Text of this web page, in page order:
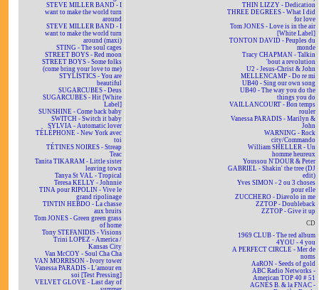
STEVE MILLER BAND - I
want to make the world turn
around
STEVE MILLER BAND - I
want to make the world turn
around (maxi)
STING - The soul cages
STREET BOYS - Red moon
STREET BOYS - Some folks
(come bring your love to me)
STYLISTICS - You are
beautiful
SUGARCUBES - Deus
SUGARCUBES - Hit [White
Label]
SUNSHINE - Come back baby
SWITCH - Switch it baby
SYLVIA - Automatic lover
TÉLÉPHONE - New York avec
toi
TÉTINES NOIRES - Streap
Teac
Tanita TIKARAM - Little sister
leaving town
Tanya St VAL - Tropical
Teresa KELLY - Johnnie
TINA pour RIPOLIN - Vive le
grand ripolinage
TINTIN HEBDO - La chasse
aux bruits
Tom JONES - Green green grass
of home
Tony STEFANIDIS - Visions
Trini LOPEZ - America /
Kansas City
Van McCOY - Soul Cha Cha
VAN MORRISON - Ivory tower
Vanessa PARADIS - L'amour en
soi [Test Pressing]
VELVET GLOVE - Last day of
THIN LIZZY - Dedication
THREE DEGREES - What I did
for love
Tom JONES - Love is in the air
[White Label]
TONTON DAVID - Peuples du
monde
Tracy CHAPMAN - Talkin
'bout a revolution
U2 - Jesus-Christ & John
MELLENCAMP - Do re mi
UB40 - Sing our own song
UB40 - The way you do the
things you do
VAILLANCOURT - Bon temps
rouler
Vanessa PARADIS - Marilyn &
John
WARNING - Rock
city/Commando
William SHELLER - Un
homme heureux
Youssou N'DOUR & Peter
GABRIEL - Shakin' the tree (DJ
edit)
Yves SIMON - 2 ou 3 choses
pour elle
ZUCCHERO - Diavolo in me
ZZTOP - Doubleback
ZZTOP - Give it up
CD
1969 CLUB - The red album
4YOU - 4 you
A PERFECT CIRCLE - Mer de
noms
AaRON - Seeds of gold
ABC Radio Networks -
American TOP 40 # 51
AGNÈS B. & la FNAC -